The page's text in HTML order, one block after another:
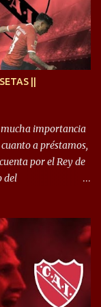
agradecido al
demostrado en el
nos
encontrando la
||
mucha importancia
a préstamos,
por el Rey de
del
paso a
y ha rendido de
todo en la
en cuanto al
a jugadores que